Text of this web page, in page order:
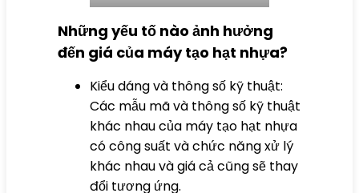
Những yếu tố nào ảnh hưởng
đến giá của máy tạo hạt nhựa?
Kiểu dáng và thông số kỹ thuật:
Các mẫu mã và thông số kỹ thuật
khác nhau của máy tạo hạt nhựa
có công suất và chức năng xử lý
khác nhau và giá cả cũng sẽ thay
đổi tương ứng.